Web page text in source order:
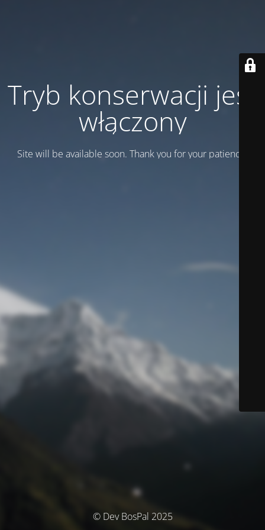
Tryb konserwacji jest
włączony
Site will be available soon. Thank you for your patience!
© Dev BosPal 2025